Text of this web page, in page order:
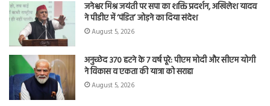
जनेश्वर मिश्र जयंती पर सपा का शक्ति प्रदर्शन, अखिलेश यादव
ने पीडीए में ‘पंडित’ जोड़ने का दिया संदेश
August 5, 2026
अनुच्छेद 370 हटने के 7 वर्ष पूरे: पीएम मोदी और सीएम योगी
ने विकास व एकता की यात्रा को सराहा
August 5, 2026